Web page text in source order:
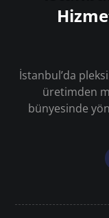
İstanbul’da
üretimden
bünyesinde